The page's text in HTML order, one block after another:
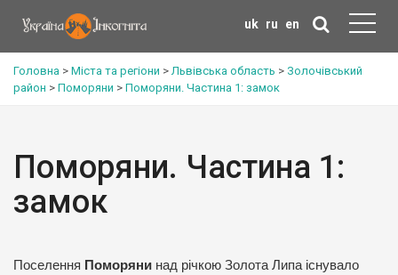
uk ru en
Головна > Міста та регіони >Львівська область > Золочівський
район > Поморяни > Поморяни. Частина 1: замок
Поморяни. Частина 1:
замок
Поселення Поморяни над річкою Золота Липа існувало